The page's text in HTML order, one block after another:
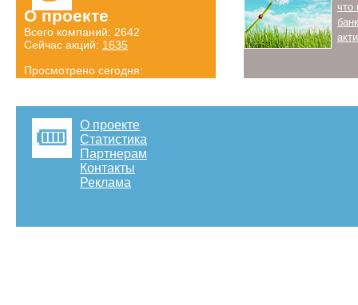
О проекте
Всего компаний: 2642
Сейчас акций: 1635
Просмотрено сегодня:
что
О проекте
Статистика
Партнерам
Контакты
Реклама